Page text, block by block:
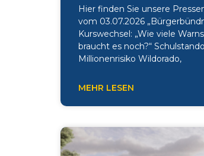
Hier finden Sie unsere
vom 03.07.2026
Kurswechsel: „Wie viele
braucht es noch?“
Millionenrisiko Wildorado,
MEHR LESEN